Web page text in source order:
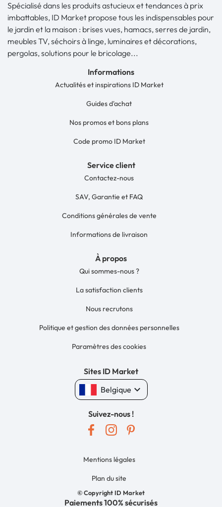
Spécialisé dans les produits astucieux et tendances à prix
imbattables, ID Market propose tous les indispensables pour
le jardin et la maison : brises vues, hamacs, serres de jardin,
meubles TV, séchoirs à linge, luminaires et décorations,
pergolas, solutions pour le bricolage...
Informations
Actualités et inspirations ID Market
Guides d'achat
Nos promos et bons plans
Code promo ID Market
Service client
Contactez-nous
SAV, Garantie et FAQ
Conditions générales de vente
Informations de livraison
À propos
Qui sommes-nous ?
La satisfaction clients
Nous recrutons
Politique et gestion des données personnelles
Paramètres des cookies
Sites ID Market
Belgique keyboard_arrow_down
Suivez-nous !
© Copyright ID Market
Mentions légales
Plan du site
Paiements 100% sécurisés